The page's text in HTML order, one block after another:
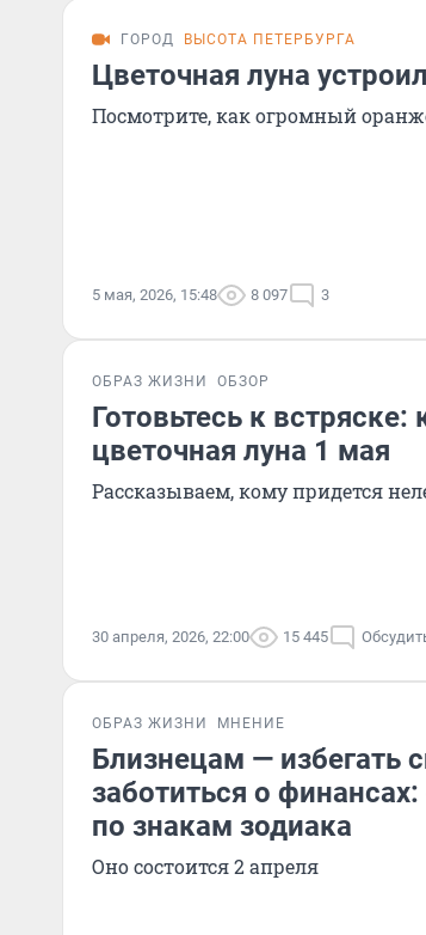
ГОРОД ВЫСОТА ПЕТЕРБУРГА
Цветочная луна
Посмотрите, как огромный
5 мая, 2026, 15:48 8 097 3
ОБРАЗ ЖИЗНИ ОБЗОР
Готовьтесь к встряске:
цветочная луна 1 мая
Рассказываем, кому придется
30 апреля, 2026, 22:00 15 445
ОБРАЗ ЖИЗНИ МНЕНИЕ
Близнецам — избегать
заботиться о
по знакам зодиака
Оно состоится 2 апреля